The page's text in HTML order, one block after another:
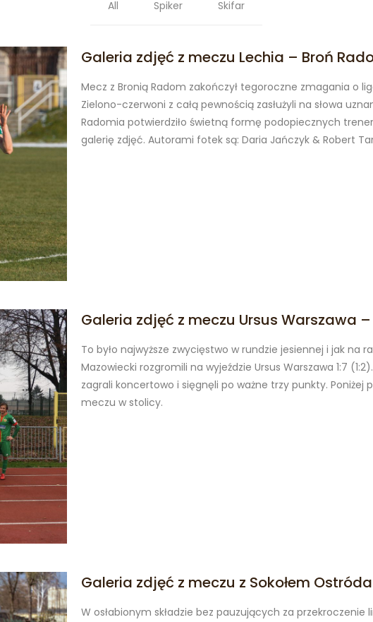
All Spiker Skifar
Galeria zdjęć z meczu Lechia – Broń
Mecz z Bronią Radom zakończył tegoroczne zmagania o
Zielono-czerwoni z całą pewnością zasłużyli na słowa
Radomia potwierdziło świetną formę podopiecznych
galerię zdjęć. Autorami fotek są: Daria Jańczyk & Robert
Galeria zdjęć z meczu Ursus Warszawa
To było najwyższe zwycięstwo w rundzie jesiennej i jak na
Mazowiecki rozgromili na wyjeździe Ursus Warszawa 1:7
zagrali koncertowo i sięgnęli po ważne trzy punkty.
meczu w stolicy.
Galeria zdjęć z meczu z Sokołem Ostróda
W osłabionym składzie bez pauzujących za